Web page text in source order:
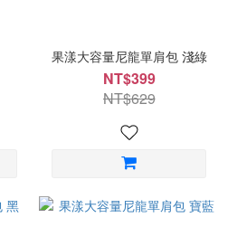
果漾大容量尼龍單肩包 淺綠
NT$399
NT$629